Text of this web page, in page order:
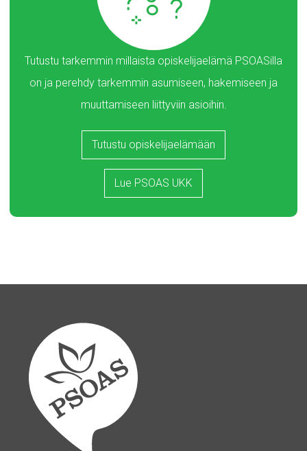
Tutustu tarkemmin millaista opiskelijaelämä PSOASilla
on ja perehdy tarkemmin asumiseen, hakemiseen ja
muuttamiseen liittyviin asioihin.
Tutustu opiskelijaelämään
Lue PSOAS UKK